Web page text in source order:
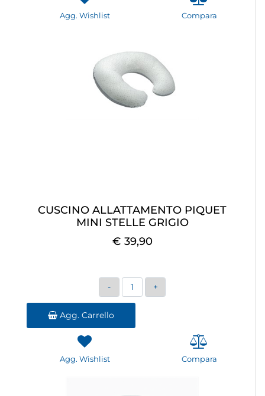
Agg. Wishlist Compara
CUSCINO ALLATTAMENTO PIQUET
MINI STELLE GRIGIO
€ 39,90
Quantità
Agg. Carrello
Agg. Wishlist Compara